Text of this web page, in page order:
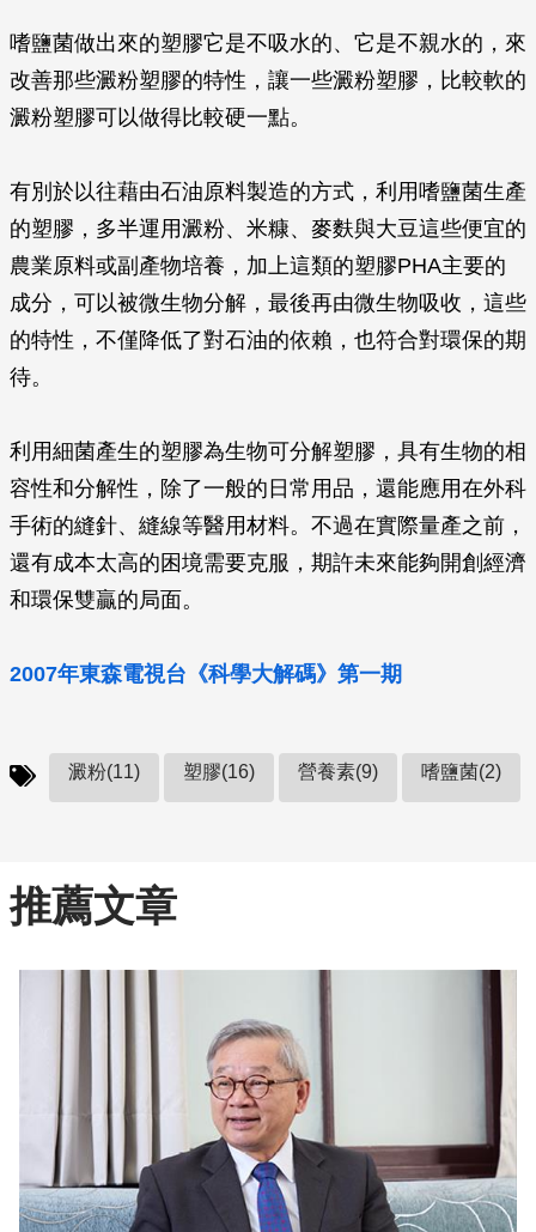
嗜鹽菌做出來的塑膠它是不吸水的、它是不親水的，來
改善那些澱粉塑膠的特性，讓一些澱粉塑膠，比較軟的
澱粉塑膠可以做得比較硬一點。
有別於以往藉由石油原料製造的方式，利用嗜鹽菌生產
的塑膠，多半運用澱粉、米糠、麥麩與大豆這些便宜的
農業原料或副產物培養，加上這類的塑膠PHA主要的
成分，可以被微生物分解，最後再由微生物吸收，這些
的特性，不僅降低了對石油的依賴，也符合對環保的期
待。
利用細菌產生的塑膠為生物可分解塑膠，具有生物的相
容性和分解性，除了一般的日常用品，還能應用在外科
手術的縫針、縫線等醫用材料。不過在實際量產之前，
還有成本太高的困境需要克服，期許未來能夠開創經濟
和環保雙贏的局面。
2007年東森電視台《科學大解碼》第一期
澱粉(11) 塑膠(16) 營養素(9) 嗜鹽菌(2)
推薦文章